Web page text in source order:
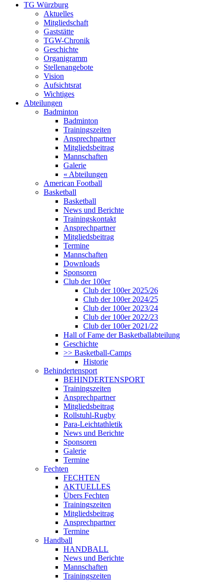
TG Würzburg
Aktuelles
Mitgliedschaft
Gaststätte
TGW-Chronik
Geschichte
Organigramm
Stellenangebote
Vision
Aufsichtsrat
Wichtiges
Abteilungen
Badminton
Badminton
Trainingszeiten
Ansprechpartner
Mitgliedsbeitrag
Mannschaften
Galerie
« Abteilungen
American Football
Basketball
Basketball
News und Berichte
Trainingskontakt
Ansprechpartner
Mitgliedsbeitrag
Termine
Mannschaften
Downloads
Sponsoren
Club der 100er
Club der 100er 2025/26
Club der 100er 2024/25
Club der 100er 2023/24
Club der 100er 2022/23
Club der 100er 2021/22
Hall of Fame der Basketballabteilung
Geschichte
>> Basketball-Camps
Historie
Behindertensport
BEHINDERTENSPORT
Trainingszeiten
Ansprechpartner
Mitgliedsbeitrag
Rollstuhl-Rugby
Para-Leichtathletik
News und Berichte
Sponsoren
Galerie
Termine
Fechten
FECHTEN
AKTUELLES
Übers Fechten
Trainingszeiten
Mitgliedsbeitrag
Ansprechpartner
Termine
Handball
HANDBALL
News und Berichte
Mannschaften
Trainingszeiten